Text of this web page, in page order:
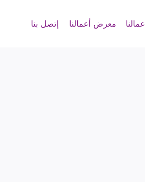
أعمالنا معرض أعمالنا إتصل بنا